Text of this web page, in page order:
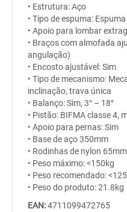
• Estrutura: Aço
• Tipo de espuma:
• Apoio para lombar
• Braços com almofada
angulação)
• Encosto ajustável: Sim
• Tipo de mecanismo:
inclinação, trava única
• Balanço: Sim, 3° – 18°
• Pistão: BIFMA classe 4,
• Apoio para pernas: Sim
• Base de aço 350mm
• Rodinhas de nylon 65mm
• Peso máximo: <150kg
• Peso recomendado:
• Peso do produto: 21.8kg
EAN:4711099472765